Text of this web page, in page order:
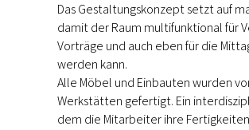
Das Gestaltungskonzept setzt auf
damit der Raum multifunktional für
Vorträge und auch eben für die
werden kann.
Alle Möbel und Einbauten wurden
Werkstätten gefertigt. Ein
dem die Mitarbeiter ihre